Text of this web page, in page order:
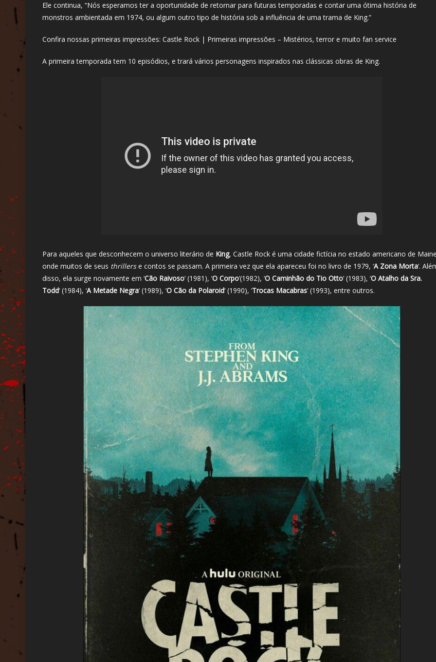
Ele continua, “Nós esperamos ter a oportunidade de retornar para futuras temporadas e contar uma ótima história de
monstros ambientada em 1974, ou algum outro tipo de história sob a influência de uma trama de King.”
Confira nossas primeiras impressões: Castle Rock | Primeiras impressões – Mistérios, terror e muito fan service
A primeira temporada tem 10 episódios, e trará vários personagens inspirados nas clássicas obras de King.
Para aqueles que desconhecem o universo literário de King, Castle Rock é uma cidade fictícia no estado americano de
onde muitos de seus thrillerse contos se passam. A primeira vez que ela apareceu foi no livro de 1979, ‘A Zona Morta‘.
disso, ela surge novamente em ‘Cão Raivoso‘ (1981), ‘O Corpo‘(1982), ‘O Caminhão do Tio Otto‘ (1983), ‘O Atalho da Sra.
Todd‘ (1984), ‘A Metade Negra‘ (1989), ‘O Cão da Polaroid‘ (1990), ‘Trocas Macabras‘ (1993), entre outros.